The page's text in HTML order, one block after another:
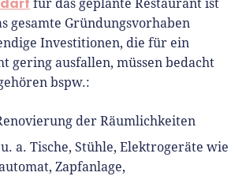
für das geplante Restaurant ist
gesamte Gründungsvorhaben
Investitionen, die für ein
gering ausfallen, müssen bedacht
bspw.:
der Räumlichkeiten
a. Tische, Stühle, Elektrogeräte wie
Zapfanlage,